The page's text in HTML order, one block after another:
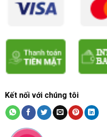
Kết nối với chúng tôi